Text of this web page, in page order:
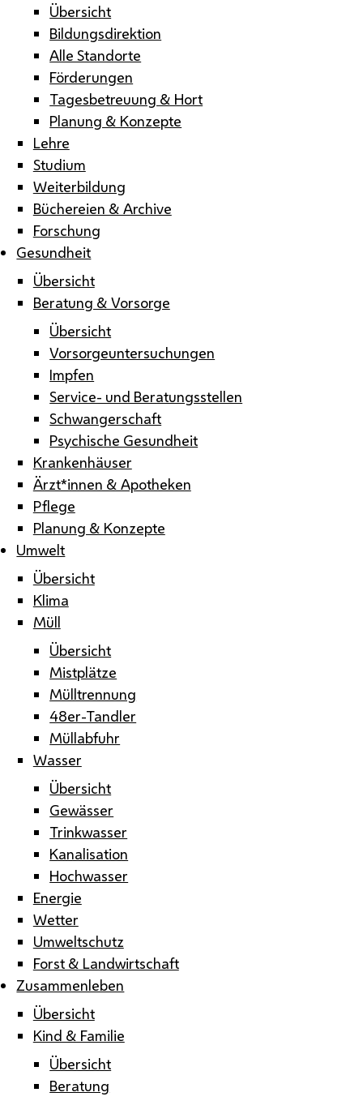
Übersicht
Bildungsdirektion
Alle Standorte
Förderungen
Tagesbetreuung & Hort
Planung & Konzepte
Lehre
Studium
Weiterbildung
Büchereien & Archive
Forschung
Gesundheit
Übersicht
Beratung & Vorsorge
Übersicht
Vorsorgeuntersuchungen
Impfen
Service- und Beratungsstellen
Schwangerschaft
Psychische Gesundheit
Krankenhäuser
Ärzt*innen & Apotheken
Pflege
Planung & Konzepte
Umwelt
Übersicht
Klima
Müll
Übersicht
Mistplätze
Mülltrennung
48er-Tandler
Müllabfuhr
Wasser
Übersicht
Gewässer
Trinkwasser
Kanalisation
Hochwasser
Energie
Wetter
Umweltschutz
Forst & Landwirtschaft
Zusammenleben
Übersicht
Kind & Familie
Übersicht
Beratung